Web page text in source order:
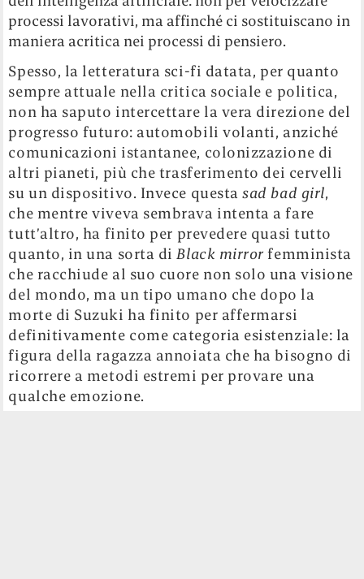
Foto in copertina di Nobuyoshi Araki.
Le cose di cui si parla,
più tutto il resto.
Categorie
Città
Cultura
Internet
Lifestyle
Moda
Politica
About
Chi siamo
Contatti
Mediakit
Jobs
Social
Instagram
Legal
Privacy Policy
Cookie Policy